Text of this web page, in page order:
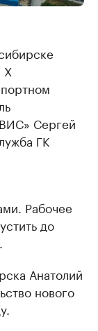
Сергей
ГК
Рабочее
до
Анатолий
нового